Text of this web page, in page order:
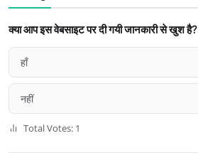
क्या आप इस वेबसाइट पर दी गयी जानकारी से खुश है?
हाँ
नहीं
Total Votes: 1